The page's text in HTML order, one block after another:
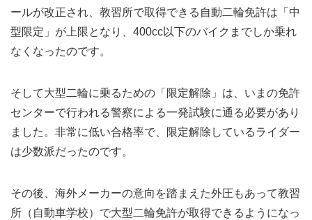
ールが改正され、教習所で取得できる自動二輪免許は「中
型限定」が上限となり、400cc以下のバイクまでしか乗れ
なくなったのです。
そして大型二輪に乗るための「限定解除」は、いまの免許
センターで行われる警察による一発試験に通る必要があり
ました。非常に低い合格率で、限定解除しているライダー
は少数派だったのです。
その後、海外メーカーの意向を踏まえた外圧もあって教習
所（自動車学校）で大型二輪免許が取得できるようになっ